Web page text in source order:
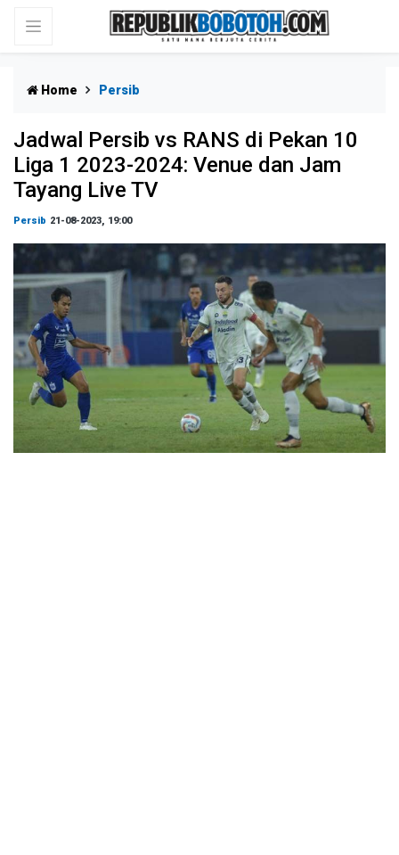
Home Persib
Jadwal Persib vs RANS di Pekan 10
Liga 1 2023-2024: Venue dan Jam
Tayang Live TV
Persib 21-08-2023, 19:00